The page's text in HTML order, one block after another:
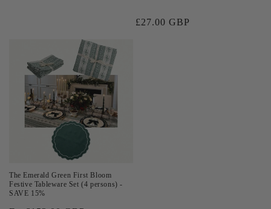
Prix
£27.00 GBP
The Emerald Green First Bloom
Festive Tableware Set (4 persons) -
SAVE 15%